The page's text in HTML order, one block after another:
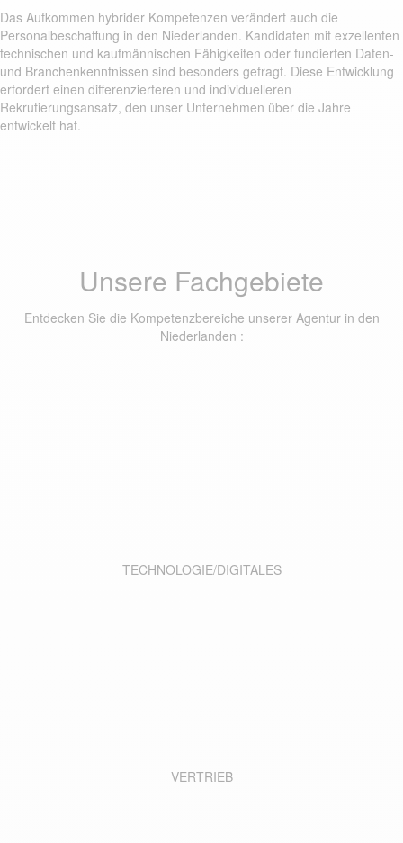
Das Aufkommen hybrider Kompetenzen verändert auch die
Personalbeschaffung in den Niederlanden. Kandidaten mit exzellenten
technischen und kaufmännischen Fähigkeiten oder fundierten Daten-
und Branchenkenntnissen sind besonders gefragt. Diese Entwicklung
erfordert einen differenzierteren und individuelleren
Rekrutierungsansatz, den unser Unternehmen über die Jahre
entwickelt hat.
Unsere Fachgebiete
Entdecken Sie die Kompetenzbereiche unserer Agentur in den
Niederlanden :
TECHNOLOGIE/DIGITALES
VERTRIEB